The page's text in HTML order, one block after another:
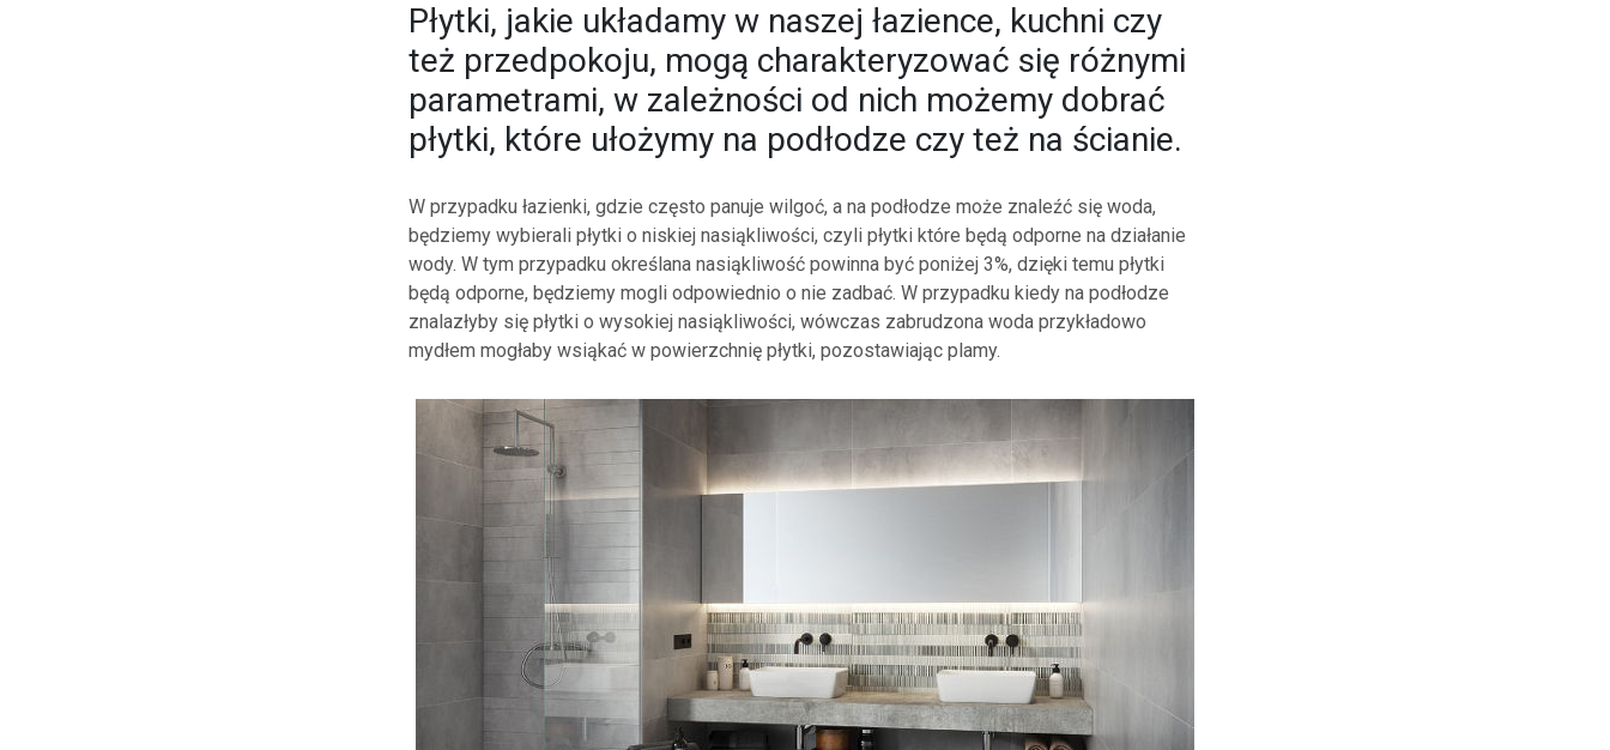
Płytki, jakie układamy w naszej łazience, kuchni czy
też przedpokoju, mogą charakteryzować się różnymi
parametrami, w zależności od nich możemy dobrać
płytki, które ułożymy na podłodze czy też na ścianie.
W przypadku łazienki, gdzie często panuje wilgoć, a na podłodze może znaleźć się woda,
będziemy wybierali płytki o niskiej nasiąkliwości, czyli płytki które będą odporne na działanie
wody. W tym przypadku określana nasiąkliwość powinna być poniżej 3%, dzięki temu płytki
będą odporne, będziemy mogli odpowiednio o nie zadbać. W przypadku kiedy na podłodze
znalazłyby się płytki o wysokiej nasiąkliwości, wówczas zabrudzona woda przykładowo
mydłem mogłaby wsiąkać w powierzchnię płytki, pozostawiając plamy.